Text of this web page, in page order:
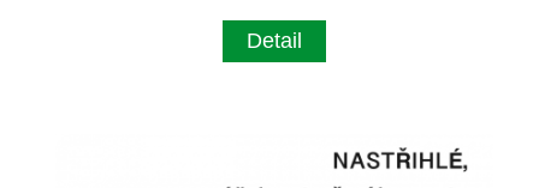
Detail